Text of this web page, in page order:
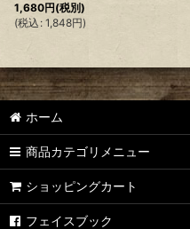
1,680円(税別)
(税込 : 1,848円)
ホーム
商品カテゴリメニュー
ショッピングカート
フェイスブック